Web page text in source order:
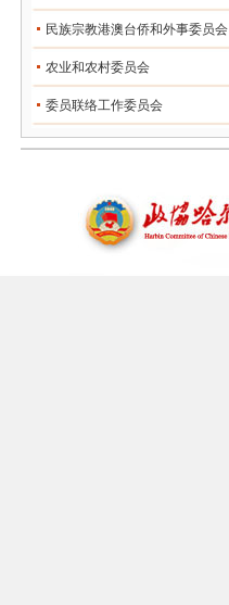
民族宗教港澳台侨和外事委员会
农业和农村委员会
委员联络工作委员会